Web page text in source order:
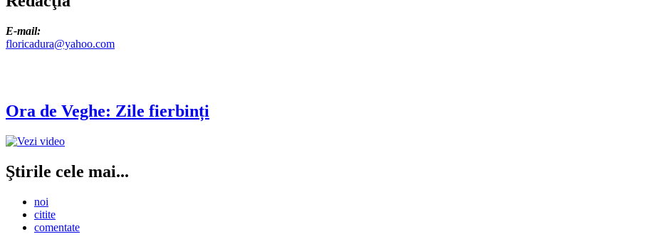
E-mail:
floricadura@yahoo.com
Ora de Veghe: Zile fierbinți
Ştirile cele mai...
noi
citite
comentate